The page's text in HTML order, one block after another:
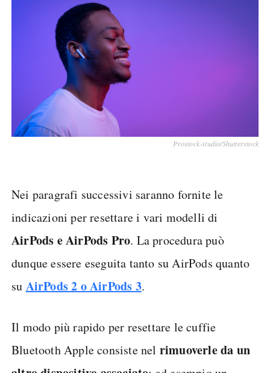
Prostock-studio/Shutterstock
Nei paragrafi successivi saranno fornite le
indicazioni per resettare i vari modelli di
AirPods e AirPods Pro. La procedura può
dunque essere eseguita tanto su AirPods quanto
su AirPods 2 o AirPods 3.
Il modo più rapido per resettare le cuffie
Bluetooth Apple consiste nel rimuoverle da un